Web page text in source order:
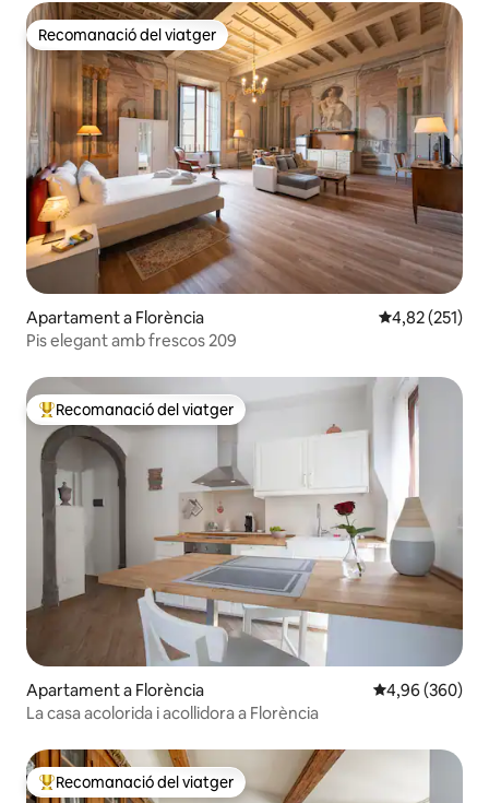
Recomanació del viatger
Recomanació del viatger
Apartament a Florència 4,82 de
4,82 (251)
Pis elegant amb frescos 209
Principals recomanacions dels viatgers
Recomanació del viatger
Apartament a Florència 4,96 de
4,96 (360)
La casa acolorida i acollidora a Florència
Principals recomanacions dels viatgers
Recomanació del viatger